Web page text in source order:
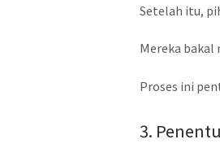
Setelah itu,
Mereka
Proses ini
3.